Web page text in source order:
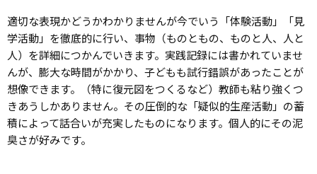
適切な表現かどうかわかりませんが今でいう「体験活動」「見
学活動」を徹底的に行い、事物（ものともの、ものと人、人と
人）を詳細につかんでいきます。実践記録には書かれていませ
んが、膨大な時間がかかり、子どもも試行錯誤があったことが
想像できます。（特に復元図をつくるなど）教師も粘り強くつ
きあうしかありません。その圧倒的な「疑似的生産活動」の蓄
積によって話合いが充実したものになります。個人的にその泥
臭さが好みです。